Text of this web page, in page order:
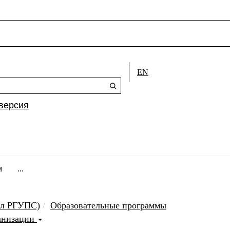
EN
...
РГУПС)
Образовательные программы